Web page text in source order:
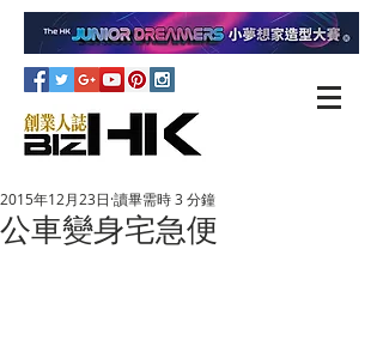
公車變身宅急便
2015年12月23日 讀畢需時 3 分鐘